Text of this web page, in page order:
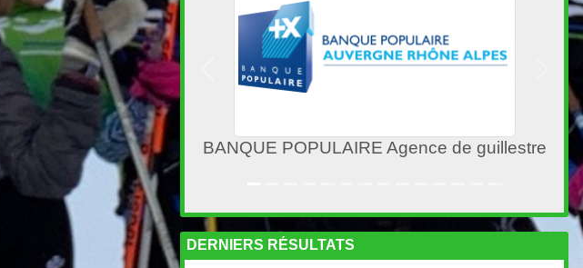
Agence de guillestre Initiatives.fr
Précedent
DERNIERS RÉSULTATS